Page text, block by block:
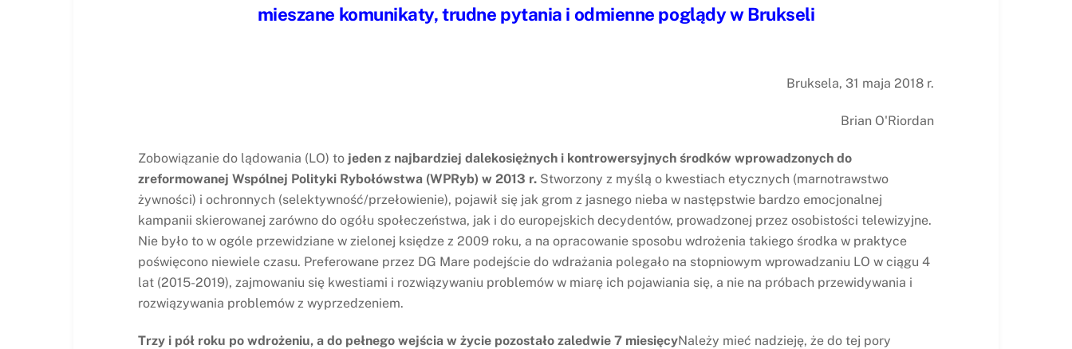
mieszane komunikaty, trudne pytania i odmienne poglądy w Brukseli
Bruksela, 31 maja 2018 r.
Brian O'Riordan
Zobowiązanie do lądowania (LO) to jeden z najbardziej dalekosiężnych i kontrowersyjnych środków wprowadzonych do
zreformowanej Wspólnej Polityki Rybołówstwa (WPRyb) w 2013 r. Stworzony z myślą o kwestiach etycznych (marnotrawstwo
żywności) i ochronnych (selektywność/przełowienie), pojawił się jak grom z jasnego nieba w następstwie bardzo emocjonalnej
kampanii skierowanej zarówno do ogółu społeczeństwa, jak i do europejskich decydentów, prowadzonej przez osobistości telewizyjne.
Nie było to w ogóle przewidziane w zielonej księdze z 2009 roku, a na opracowanie sposobu wdrożenia takiego środka w praktyce
poświęcono niewiele czasu. Preferowane przez DG Mare podejście do wdrażania polegało na stopniowym wprowadzaniu LO w ciągu 4
lat (2015-2019), zajmowaniu się kwestiami i rozwiązywaniu problemów w miarę ich pojawiania się, a nie na próbach przewidywania i
rozwiązywania problemów z wyprzedzeniem.
Trzy i pół roku po wdrożeniu, a do pełnego wejścia w życie pozostało zaledwie 7 miesięcyNależy mieć nadzieję, że do tej pory